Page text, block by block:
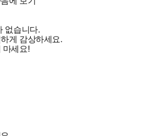
없습니다.
게 감상하세요.
마세요!